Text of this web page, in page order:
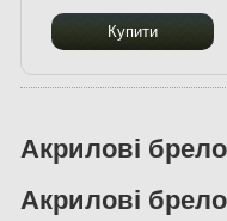
Купити
Акрилові
Акрилові